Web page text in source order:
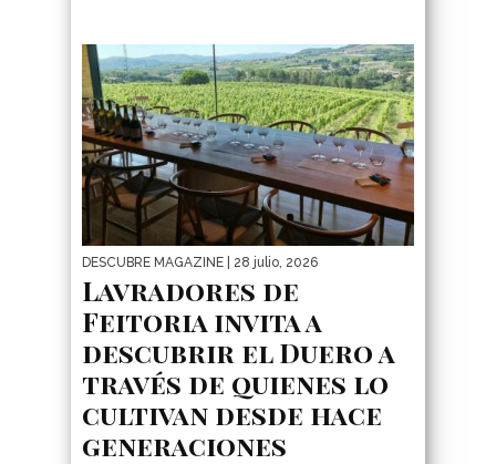
DESCUBRE MAGAZINE | 28 julio, 2026
Lavradores de
Feitoria invita a
descubrir el Duero a
través de quienes lo
cultivan desde hace
generaciones